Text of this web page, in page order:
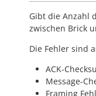
Gibt die Anzahl
zwischen Brick
Die Fehler sind
ACK-
Message-
Framing